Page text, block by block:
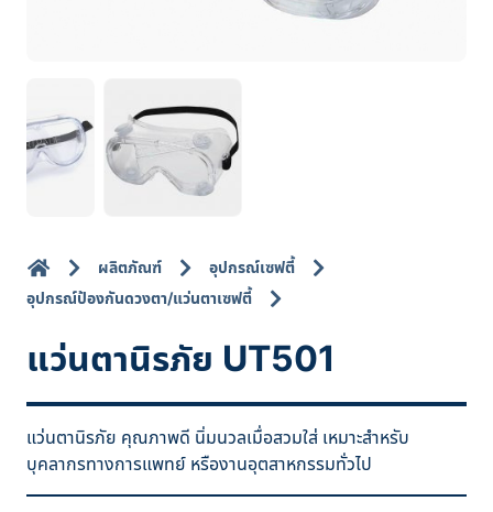
ผลิตภัณฑ์
อุปกรณ์เซฟตี้
อุปกรณ์ป้องกันดวงตา/แว่นตาเซฟตี้
แว่นตานิรภัย UT501
แว่นตานิรภัย คุณภาพดี นิ่มนวลเมื่อสวมใส่ เหมาะสำหรับ
บุคลากรทางการแพทย์ หรืองานอุตสาหกรรมทั่วไป